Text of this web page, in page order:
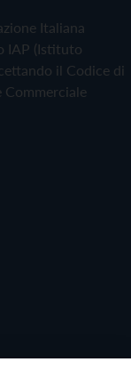
Italiana
IAP (Istituto
il Codice di
Commerciale